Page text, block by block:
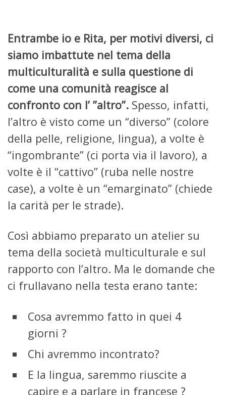
Entrambe io e Rita, per motivi diversi, ci
siamo imbattute nel tema della
multiculturalità e sulla questione di
come una comunità reagisce al
confronto con l’ ”altro”. Spesso, infatti,
l’altro è visto come un “diverso” (colore
della pelle, religione, lingua), a volte è
“ingombrante” (ci porta via il lavoro), a
volte è il “cattivo” (ruba nelle nostre
case), a volte è un “emarginato” (chiede
la carità per le strade).
Così abbiamo preparato un atelier su
tema della società multiculturale e sul
rapporto con l’altro. Ma le domande che
ci frullavano nella testa erano tante:
Cosa avremmo fatto in quei 4
giorni ?
Chi avremmo incontrato?
E la lingua, saremmo riuscite a
capire e a parlare in francese ?